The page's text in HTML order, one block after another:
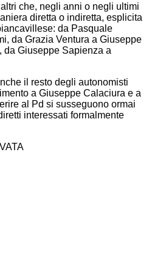
che, negli anni o negli ultimi
diretta o indiretta, esplicita
da Pasquale
da Grazia Ventura a Giuseppe
da Giuseppe Sapienza a
il resto degli autonomisti
a Giuseppe Calaciura e a
al Pd si susseguono ormai
interessati formalmente